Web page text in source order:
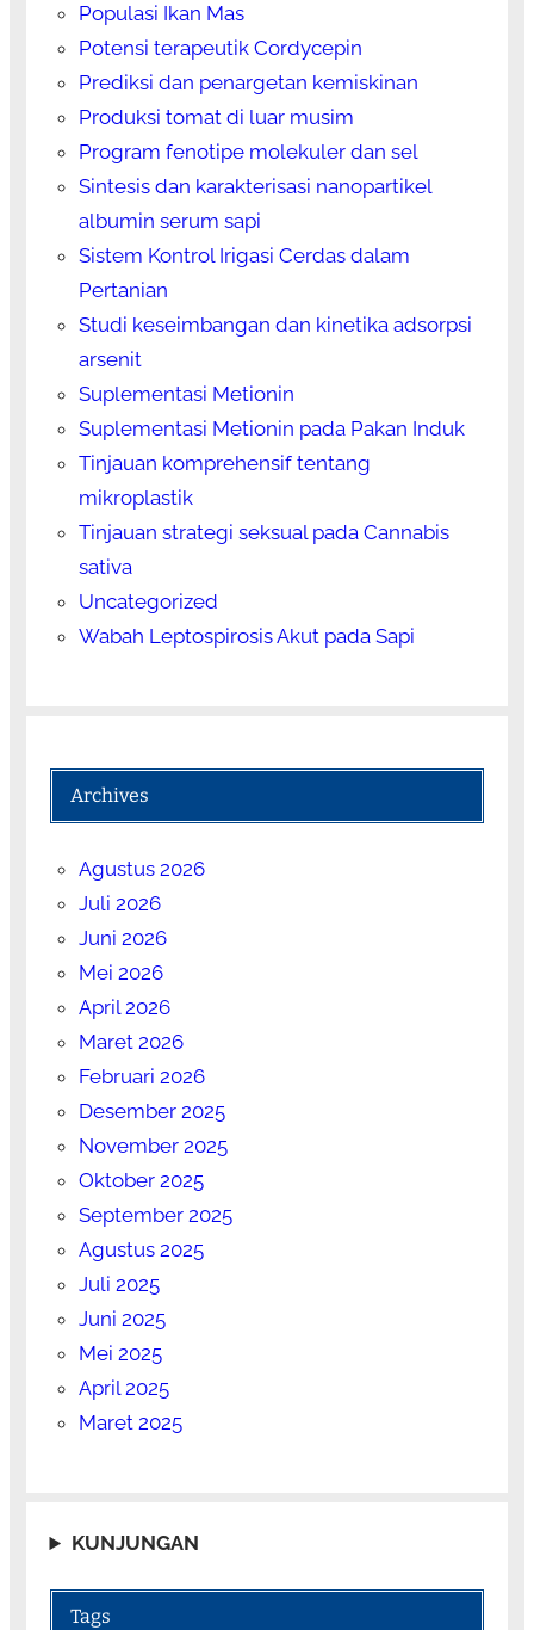
Populasi Ikan Mas
Potensi terapeutik Cordycepin
Prediksi dan penargetan kemiskinan
Produksi tomat di luar musim
Program fenotipe molekuler dan sel
Sintesis dan karakterisasi nanopartikel
albumin serum sapi
Sistem Kontrol Irigasi Cerdas dalam
Pertanian
Studi keseimbangan dan kinetika adsorpsi
arsenit
Suplementasi Metionin
Suplementasi Metionin pada Pakan Induk
Tinjauan komprehensif tentang
mikroplastik
Tinjauan strategi seksual pada Cannabis
sativa
Uncategorized
Wabah Leptospirosis Akut pada Sapi
Archives
Agustus 2026
Juli 2026
Juni 2026
Mei 2026
April 2026
Maret 2026
Februari 2026
Desember 2025
November 2025
Oktober 2025
September 2025
Agustus 2025
Juli 2025
Juni 2025
Mei 2025
April 2025
Maret 2025
KUNJUNGAN
Tags